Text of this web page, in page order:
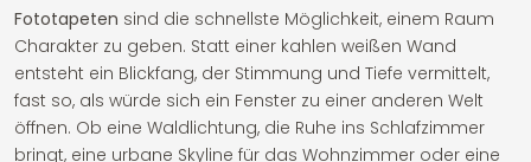
Fototapeten sind die schnellste Möglichkeit, einem Raum
Charakter zu geben. Statt einer kahlen weißen Wand
entsteht ein Blickfang, der Stimmung und Tiefe vermittelt,
fast so, als würde sich ein Fenster zu einer anderen Welt
öffnen. Ob eine Waldlichtung, die Ruhe ins Schlafzimmer
bringt, eine urbane Skyline für das Wohnzimmer oder eine